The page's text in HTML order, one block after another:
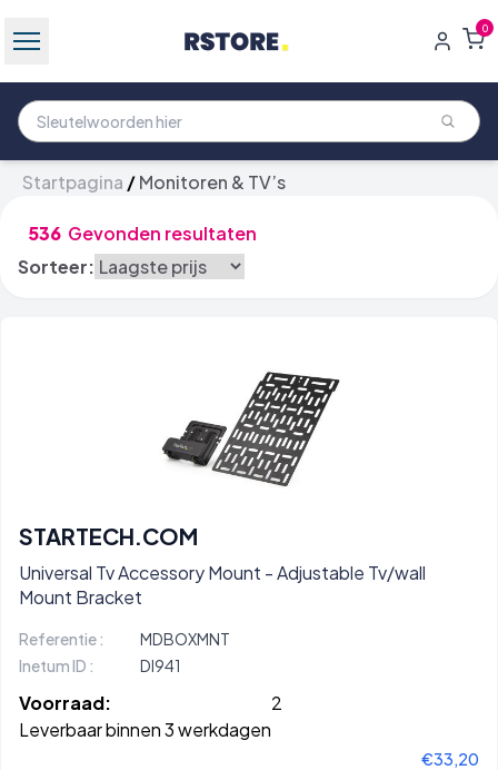
0
Startpagina /Monitoren & TV’s
536 Gevonden resultaten
Sorteer:
STARTECH.COM
Universal Tv Accessory Mount - Adjustable Tv/wall
Mount Bracket
Referentie :
MDBOXMNT
Inetum ID :
DI941
Voorraad:
2
Leverbaar binnen 3 werkdagen
€33,20